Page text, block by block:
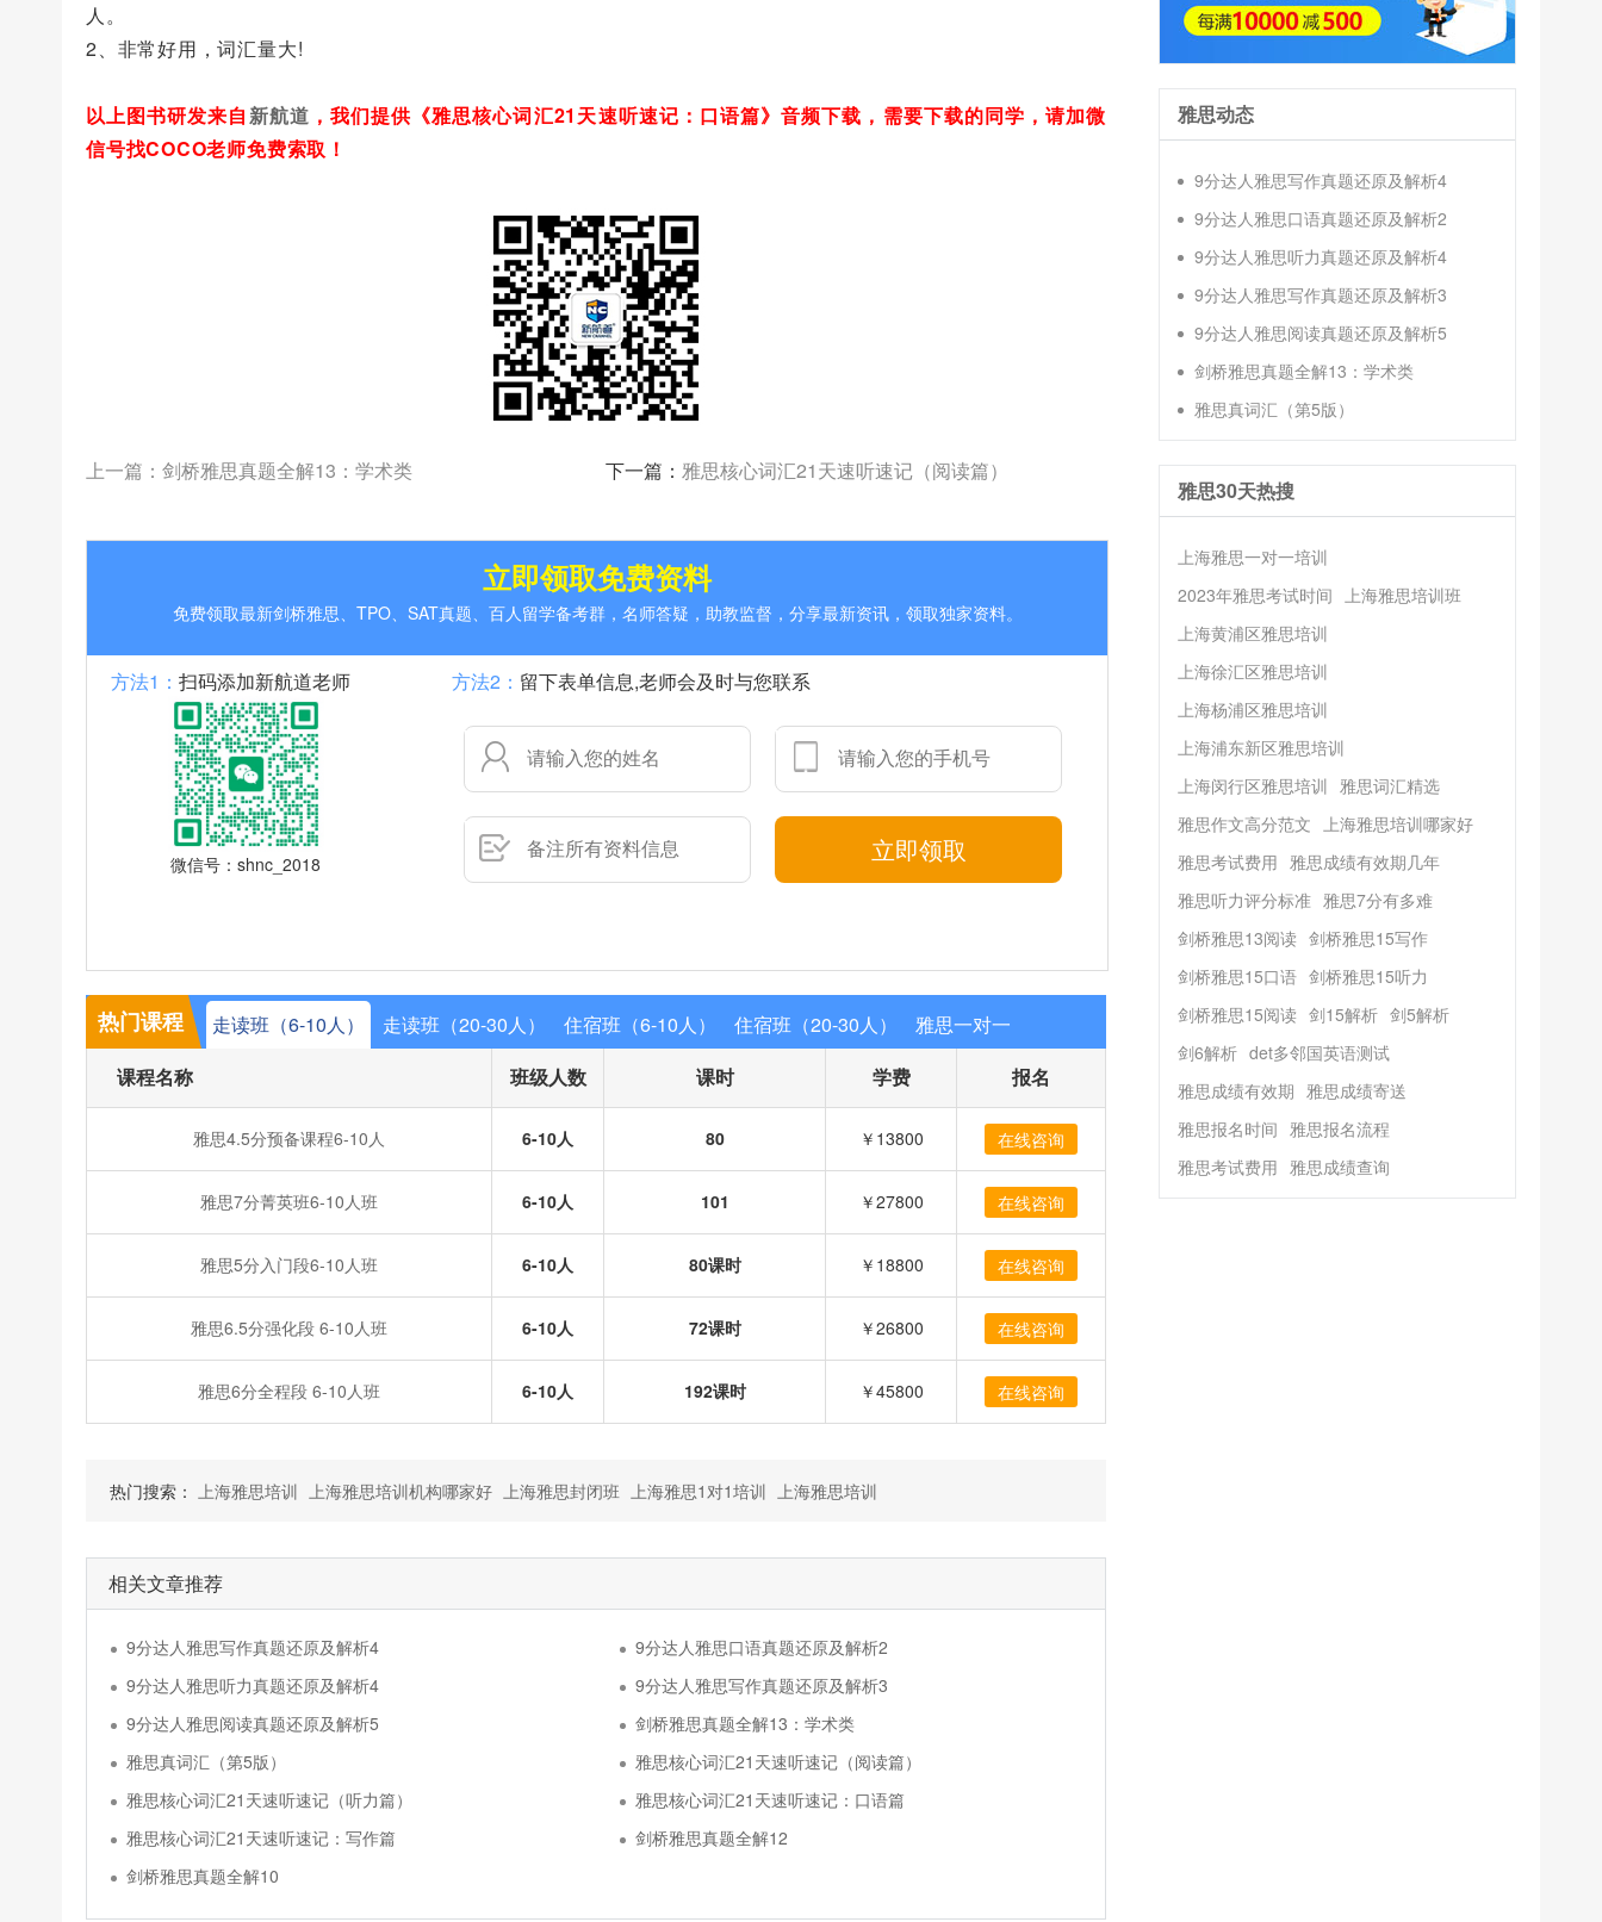
人。
2、非常好用，词汇量大!
以上图书研发来自新航道 ，我们提供《雅思核心词汇21天速听速记：口语篇》音频下载，需要下载的同学，请加微
信号找COCO老师免费索取！
上一篇： 剑桥雅思真题全解13：学术类 下一篇： 雅思核心词汇21天速听速记（阅读篇）
立即领取免费资料
免费领取最新剑桥雅思、TPO、SAT真题、百人留学备考群，名师答疑，助教监督，分享最新资讯，领取独家资料。
方法1： 扫码添加新航道老师
微信号：shnc_2018
方法2： 留下表单信息,老师会及时与您联系
立即领取
热门课程 走读班（6-10人） 走读班（20-30人） 住宿班（6-10人） 住宿班（20-30人）
雅思一对一
课程名称
班级人数 课时 学费 报名
雅思4.5分预备课程6-10人 6-10人 80 ￥13800 在线咨询
雅思7分菁英班6-10人班 6-10人 101 ￥27800 在线咨询
雅思5分入门段6-10人班 6-10人 80课时 ￥18800 在线咨询
雅思6.5分强化段 6-10人班 6-10人 72课时 ￥26800 在线咨询
雅思6分全程段 6-10人班 6-10人 192课时 ￥45800 在线咨询
热门搜索： 上海雅思培训 上海雅思培训机构哪家好 上海雅思封闭班 上海雅思1对1培训 上海雅思培训
相关文章推荐
9分达人雅思写作真题还原及解析4
9分达人雅思口语真题还原及解析2
9分达人雅思听力真题还原及解析4
9分达人雅思写作真题还原及解析3
9分达人雅思阅读真题还原及解析5
剑桥雅思真题全解13：学术类
雅思真词汇（第5版）
雅思核心词汇21天速听速记（阅读篇）
雅思核心词汇21天速听速记（听力篇）
雅思核心词汇21天速听速记：口语篇
雅思核心词汇21天速听速记：写作篇
剑桥雅思真题全解12
剑桥雅思真题全解10
雅思动态
9分达人雅思写作真题还原及解析4
9分达人雅思口语真题还原及解析2
9分达人雅思听力真题还原及解析4
9分达人雅思写作真题还原及解析3
9分达人雅思阅读真题还原及解析5
剑桥雅思真题全解13：学术类
雅思真词汇（第5版）
雅思30天热搜
上海雅思一对一培训
2023年雅思考试时间 上海雅思培训班
上海黄浦区雅思培训
上海徐汇区雅思培训
上海杨浦区雅思培训
上海浦东新区雅思培训
上海闵行区雅思培训 雅思词汇精选
雅思作文高分范文 上海雅思培训哪家好
雅思考试费用 雅思成绩有效期几年
雅思听力评分标准 雅思7分有多难
剑桥雅思13阅读 剑桥雅思15写作
剑桥雅思15口语 剑桥雅思15听力
剑桥雅思15阅读 剑15解析 剑5解析
剑6解析 det多邻国英语测试
雅思成绩有效期 雅思成绩寄送
雅思报名时间 雅思报名流程
雅思考试费用 雅思成绩查询